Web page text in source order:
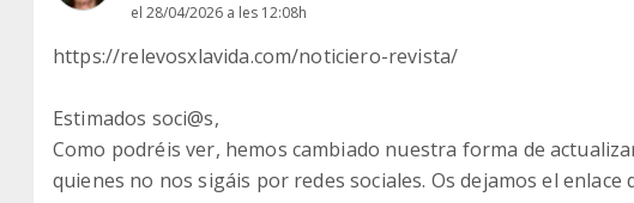
el 28/04/2026 a les 12:08h
https://relevosxlavida.com/noticiero-revista/
Estimados soci@s,
Como podréis ver, hemos cambiado nuestra forma de
quienes no nos sigáis por redes sociales. Os dejamos el